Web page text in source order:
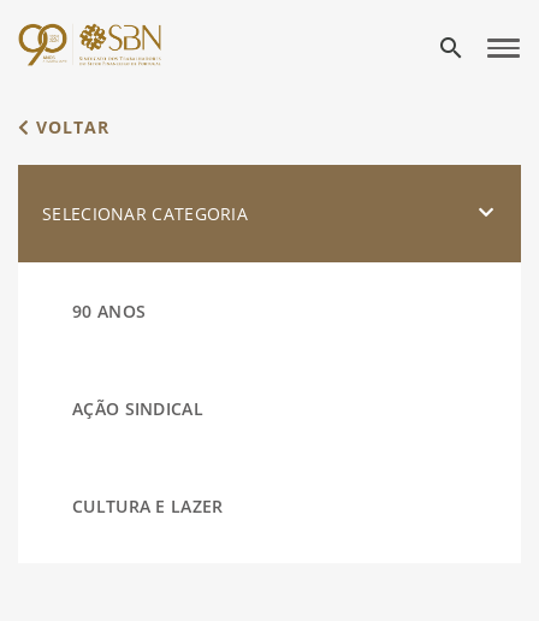
search
VOLTAR
SELECIONAR CATEGORIA
90 ANOS
AÇÃO SINDICAL
CULTURA E LAZER